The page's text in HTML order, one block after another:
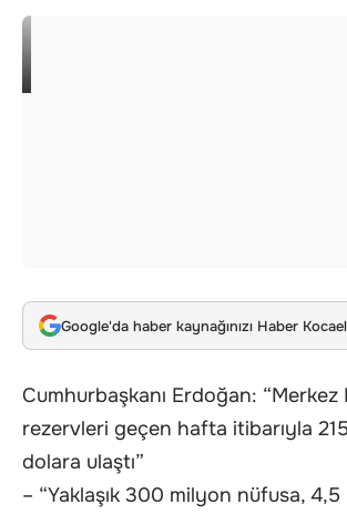
Google'da haber kaynağınızı Haber
Cumhurbaşkanı Erdoğan: “Merkez
rezervleri geçen hafta itibarıyla
dolara ulaştı”
– “Yaklaşık 300 milyon nüfusa,